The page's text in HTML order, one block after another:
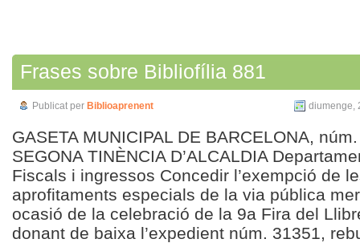
Frases sobre Bibliofília 881
Publicat per Biblioaprenent diumenge,
GASETA MUNICIPAL DE BARCELONA,
SEGONA TINÈNCIA D’ALCALDIA
Fiscals i ingressos Concedir l’exempció de
aprofitaments especials de la via pública
ocasió de la celebració de la 9a Fira del
donant de baixa l’expedient núm. 31351,